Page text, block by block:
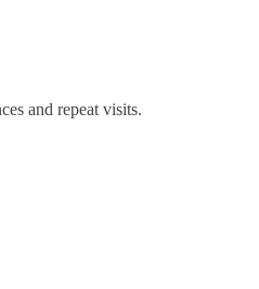
and repeat visits.